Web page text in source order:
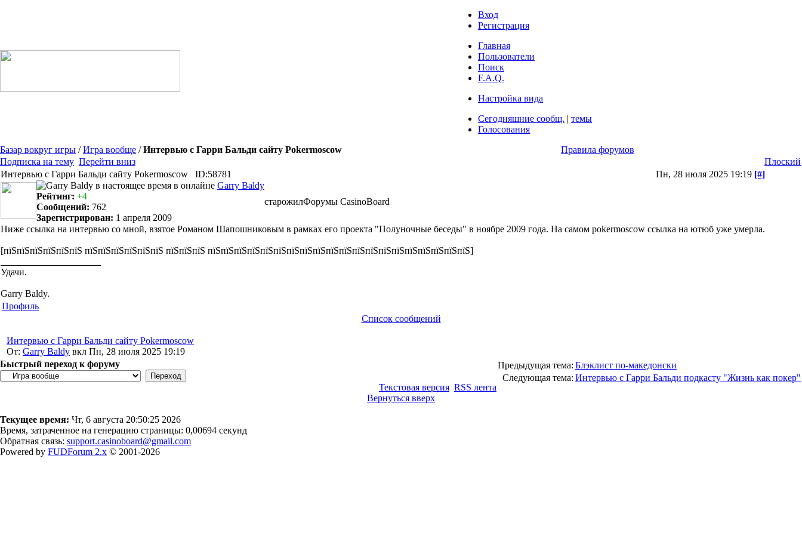
Вход
Регистрация
Главная
Пользователи
Поиск
F.A.Q.
Настройка вида
Сегодняшние сообщ. | темы
Голосования
Базар вокруг игры /Игра вообще /Интервью с Гарри Бальди сайту Pokermoscow
Правила форумов
Подписка на тему Перейти вниз
Плоский
Интервью с Гарри Бальди сайту Pokermoscow
ID:58781 Пн, 28 июля 2025 19:19 [#]
Garry Baldy
Рейтинг: +4
Сообщений: 762
Зарегистрирован: 1 апреля 2009
старожилФорумы CasinoBoard
Ниже ссылка на интервью со мной, взятое Романом Шапошниковым в рамках его проекта "Полуночные беседы" в ноябре 2009 года. На самом pokermoscow ссылка на ютюб уже умерла.
[пїЅпїЅпїЅпїЅпїЅпїЅ пїЅпїЅпїЅпїЅпїЅпїЅ пїЅпїЅпїЅ пїЅпїЅпїЅпїЅпїЅпїЅпїЅпїЅпїЅпїЅпїЅпїЅпїЅпїЅпїЅпїЅпїЅпїЅпїЅпїЅ]
Удачи.
Garry Baldy.
Профиль
Список сообщений
Интервью с Гарри Бальди сайту Pokermoscow
От: Garry Baldy вкл Пн, 28 июля 2025 19:19
Предыдущая тема: Блэклист по-македонски
Следующая тема: Интервью с Гарри Бальди подкасту "Жизнь как покер"
Быстрый переход к форуму
Текстовая версия RSS лента
Вернуться вверх
Текущее время: Чт, 6 августа 20:50:25 2026
Время, затраченное на генерацию страницы: 0,00694 секунд
Обратная связь: support.casinoboard@gmail.com
Powered by FUDForum 2.x © 2001-2026